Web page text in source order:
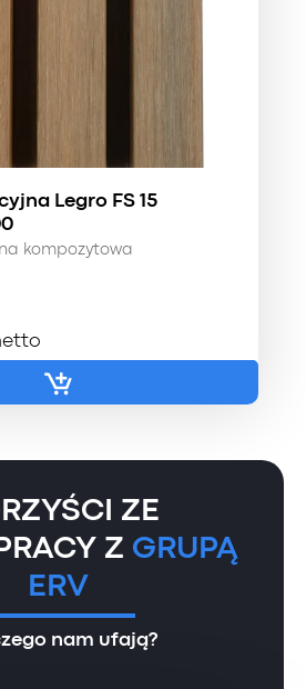
Legro FS 15
kompozytowa
ZE
Z GRUPĄ
ERV
nam ufają?